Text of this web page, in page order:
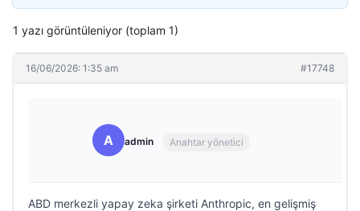
1 yazı görüntüleniyor (toplam 1)
16/06/2026: 1:35 am #17748
A admin Anahtar yönetici
ABD merkezli yapay zeka şirketi Anthropic, en gelişmiş